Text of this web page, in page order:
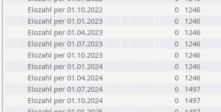
Elozahl per 01.10.2022
0
1246
Elozahl per 01.01.2023
0
1246
Elozahl per 01.04.2023
0
1246
Elozahl per 01.07.2023
0
1246
Elozahl per 01.10.2023
0
1246
Elozahl per 01.01.2024
0
1246
Elozahl per 01.04.2024
0
1246
Elozahl per 01.07.2024
0
1497
Elozahl per 01.10.2024
0
1497